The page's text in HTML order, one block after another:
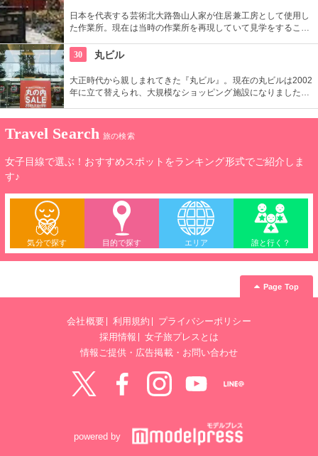
日本を代表する芸術北大路魯山人家が住居兼工房として使用し
た作業所。現在は当時の作業所を再現していて見学をすること
ます。
30 丸ビル
大正時代から親しまれてきた『丸ビル』。現在の丸ビルは2002
年に立て替えられ、大規模なショッピング施設になりました。
ストランまで、丸の内の名にふさわしい逸品がそろっていま
Travel Search 旅の検索
女子目線で選ぶ！おすすめスポットをランキング形式でご紹介しま
す♪
気分で探す 目的で探す エリア 誰と行く？
Page Top
会社概要 利用規約
プライバシーポリシー
採用情報
女子旅プレスとは
情報ご提供・広告掲載・お問い合わせ
powered by